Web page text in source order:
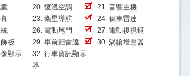
20. 恆溫空調
21. 音響主機
23. 衛星導航
24. 倒車雷達
26. 電動尾門
27. 電動後視鏡
板
29. 車前距雷達
30. 渦輪增壓器
顯示
32. 行車資訊顯示
器